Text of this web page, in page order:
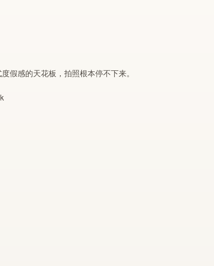
假感的天花板，拍照根本停不下来。